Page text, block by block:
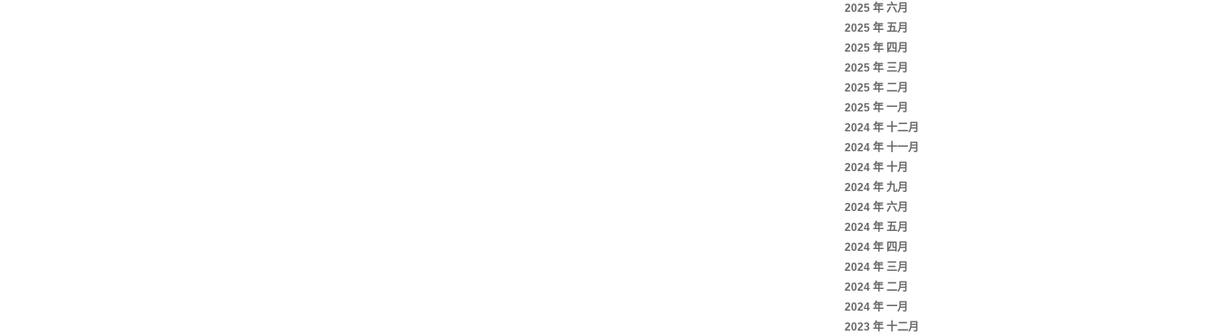
2025 年 六月
2025 年 五月
2025 年 四月
2025 年 三月
2025 年 二月
2025 年 一月
2024 年 十二月
2024 年 十一月
2024 年 十月
2024 年 九月
2024 年 六月
2024 年 五月
2024 年 四月
2024 年 三月
2024 年 二月
2024 年 一月
2023 年 十二月